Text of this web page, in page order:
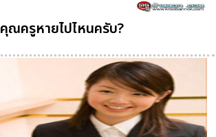
คุณครูหายไปไหนครับ?